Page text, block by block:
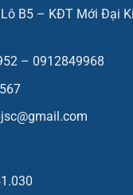
B5 – KĐT Mới Đại
– 0912849968